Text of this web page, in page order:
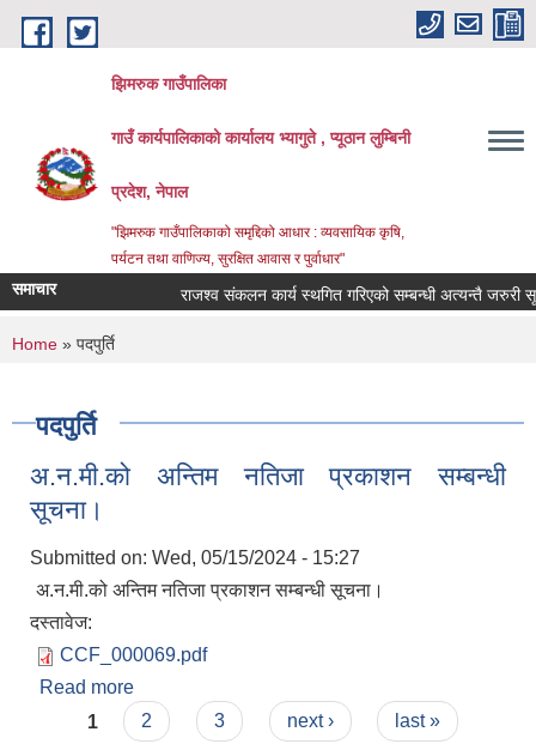
Skip to main content
झिमरुक गाउँपालिका
गाउँ कार्यपालिकाको कार्यालय भ्यागुते , प्यूठान लुम्बिनी
प्रदेश, नेपाल
"झिमरुक गाउँपालिकाको समृद्दिको आधार : व्यवसायिक कृषि,
पर्यटन तथा वाणिज्य, सुरक्षित आवास र पुर्वाधार"
समाचार राजश्व संकलन कार्य स्थगित गरिएको सम्बन्धी अत्यन्तै जरुरी
You are here
Home » पदपुर्ति
पदपुर्ति
अ.न.मी.को अन्तिम नतिजा प्रकाशन सम्बन्धी
सूचना।
Submitted on: Wed, 05/15/2024 - 15:27
अ.न.मी.को अन्तिम नतिजा प्रकाशन सम्बन्धी सूचना।
दस्तावेज:
CCF_000069.pdf
Read more
Pages
1 2 3 next › last »